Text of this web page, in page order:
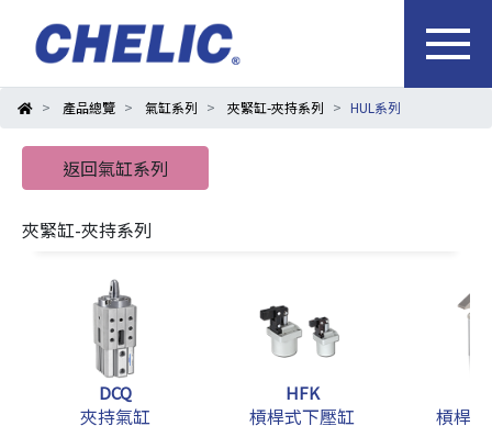
產品總覽 氣缸系列 夾緊缸-夾持系列 HUL系列
返回氣缸系列
夾緊缸-夾持系列
DCQ
夾持氣缸
HFK
槓桿式下壓缸 槓桿